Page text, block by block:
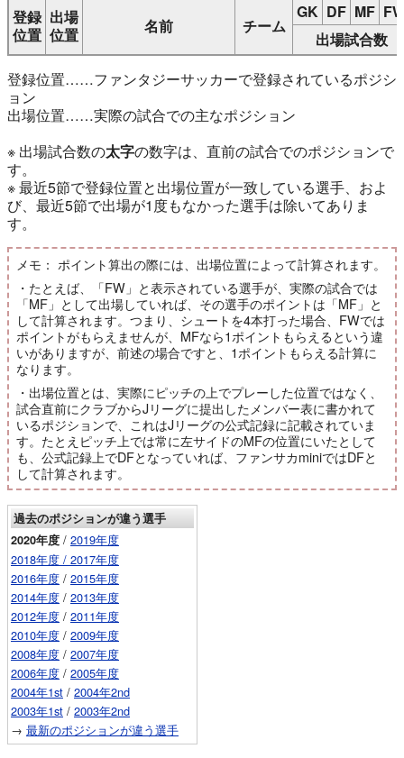
過去のポジションが違う選手
2020年度 / 2019年度
2018年度 / 2017年度
2016年度 / 2015年度
2014年度 / 2013年度
2012年度 / 2011年度
2010年度 / 2009年度
2008年度 / 2007年度
2006年度 / 2005年度
2004年1st / 2004年2nd
2003年1st / 2003年2nd
→ 最新のポジションが違う選手
登録
位置
出場
位置
名前 チーム
GK DF MF
出場試合数
登録位置……ファンタジーサッカーで登録されているポジシ
ョン
出場位置……実際の試合での主なポジション
※ 出場試合数の太字の数字は、直前の試合でのポジションで
す。
※ 最近5節で登録位置と出場位置が一致している選手、およ
び、最近5節で出場が1度もなかった選手は除いてありま
す。
メモ： ポイント算出の際には、出場位置によって計算されます。
・たとえば、「FW」と表示されている選手が、実際の試合では
「MF」として出場していれば、その選手のポイントは「MF」と
して計算されます。つまり、シュートを4本打った場合、FWでは
ポイントがもらえませんが、MFなら1ポイントもらえるという違
いがありますが、前述の場合ですと、1ポイントもらえる計算に
なります。
・出場位置とは、実際にピッチの上でプレーした位置ではなく、
試合直前にクラブからJリーグに提出したメンバー表に書かれて
いるポジションで、これはJリーグの公式記録に記載されていま
す。たとえピッチ上では常に左サイドのMFの位置にいたとして
も、公式記録上でDFとなっていれば、ファンサカminiではDFと
して計算されます。